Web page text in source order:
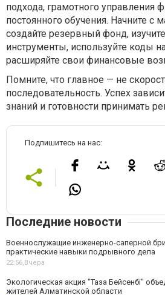
подхода, грамотного управления
постоянного обучения. Начните с
создайте резервный фонд,
инструменты, используйте коды
расширяйте свои финансовые
Помните, что главное — не
последовательность. Успех
знаний и готовности принимать
Подпишитесь на нас:
Последние новости
Военнослужащие инженерно-саперной
практические навыки подрывного дела
22:56,Вчера
Экологическая акция "Таза Бейсенбі"
жителей Алматинской области